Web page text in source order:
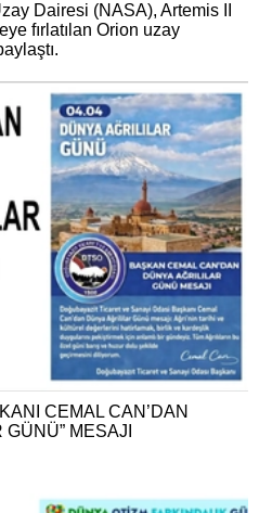
Dairesi (NASA), Artemis II
fırlatılan Orion uzay
CEMAL CAN’DAN
MESAJI